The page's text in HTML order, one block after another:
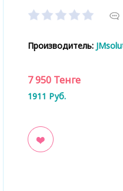
Производитель:
7 950 Тенге
1911 Руб.